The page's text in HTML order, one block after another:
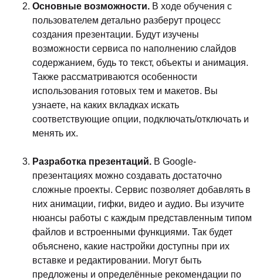
Основные возможности. В ходе обучения с
пользователем детально разберут процесс
создания презентации. Будут изучены
возможности сервиса по наполнению слайдов
содержанием, будь то текст, объекты и анимация.
Также рассматриваются особенности
использования готовых тем и макетов. Вы
узнаете, на каких вкладках искать
соответствующие опции, подключать/отключать и
менять их.
Разработка презентаций. В Google-
презентациях можно создавать достаточно
сложные проекты. Сервис позволяет добавлять в
них анимации, гифки, видео и аудио. Вы изучите
нюансы работы с каждым представленным типом
файлов и встроенными функциями. Так будет
объяснено, какие настройки доступны при их
вставке и редактировании. Могут быть
предложены и определённые рекомендации по